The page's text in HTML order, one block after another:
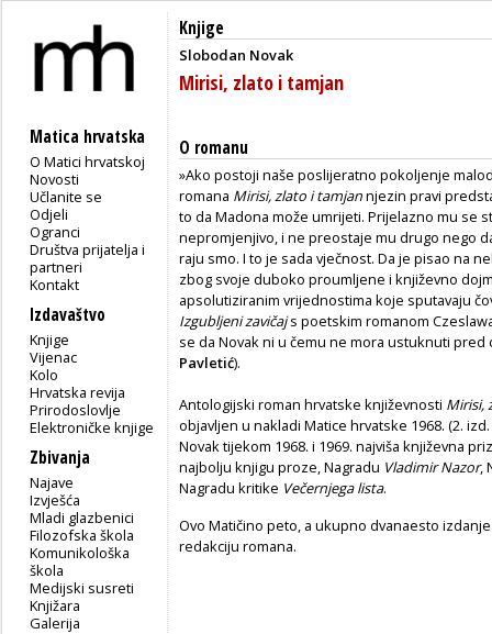
Matica hrvatska
O Matici hrvatskoj
Novosti
Učlanite se
Odjeli
Ogranci
Društva prijatelja i
partneri
Kontakt
Izdavaštvo
Knjige
Vijenac
Kolo
Hrvatska revija
Prirodoslovlje
Elektroničke knjige
Zbivanja
Najave
Izvješća
Mladi glazbenici
Filozofska škola
Komunikološka
škola
Medijski susreti
Knjižara
Galerija
Knjige
Slobodan Novak
Mirisi, zlato i tamjan
O romanu
»Ako postoji naše poslijeratno pokoljenje
romana Mirisi, zlato i tamjannjezin pravi
to da Madona može umrijeti. Prijelazno mu se
nepromjenjivo, i ne preostaje mu drugo nego
raju smo. I to je sada vječnost. Da je pisao na
zbog svoje duboko proumljene i književno
apsolutiziranim vrijednostima koje sputavaju
Izgubljeni zavičajs poetskim romanom
se da Novak ni u čemu ne mora ustuknuti
Pavletić).
Antologijski roman hrvatske književnosti Mirisi,
objavljen u nakladi Matice hrvatske 1968. (2.
Novak tijekom 1968. i 1969. najviša književna
najbolju knjigu proze, Nagradu Vladimir Nazor,
Nagradu kritike Večernjega lista.
Ovo Matičino peto, a ukupno dvanaesto
redakciju romana.